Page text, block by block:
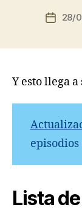
Fecha
28/
Y esto llega
episodios
Lista